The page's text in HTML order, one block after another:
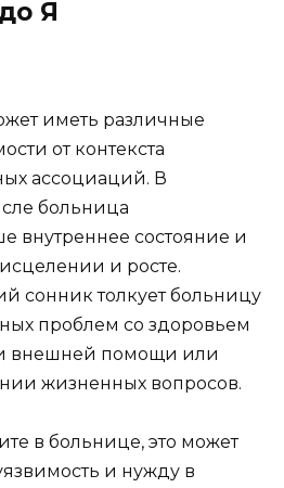
Я
иметь различные
от контекста
ассоциаций. В
больница
внутреннее состояние и
и росте.
сонник толкует больницу
проблем со здоровьем
внешней помощи или
жизненных вопросов.
в больнице, это может
и нужду в